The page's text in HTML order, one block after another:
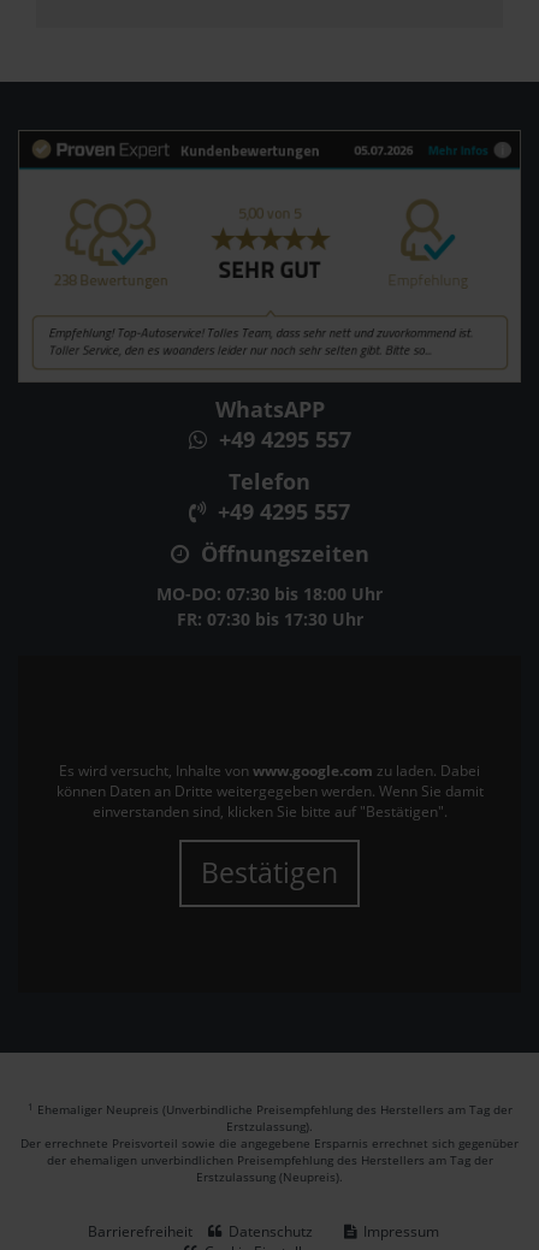
WhatsAPP
+49 4295 557
Telefon
+49 4295 557
Öffnungszeiten
MO-DO: 07:30 bis 18:00 Uhr
FR: 07:30 bis 17:30 Uhr
Es wird versucht, Inhalte von www.google.com zu laden. Dabei
können Daten an Dritte weitergegeben werden. Wenn Sie damit
einverstanden sind, klicken Sie bitte auf "Bestätigen".
Bestätigen
1 Ehemaliger Neupreis (Unverbindliche Preisempfehlung des Herstellers am Tag der
Erstzulassung).
Der errechnete Preisvorteil sowie die angegebene Ersparnis errechnet sich gegenüber
der ehemaligen unverbindlichen Preisempfehlung des Herstellers am Tag der
Erstzulassung (Neupreis).
Barrierefreiheit Datenschutz
Impressum